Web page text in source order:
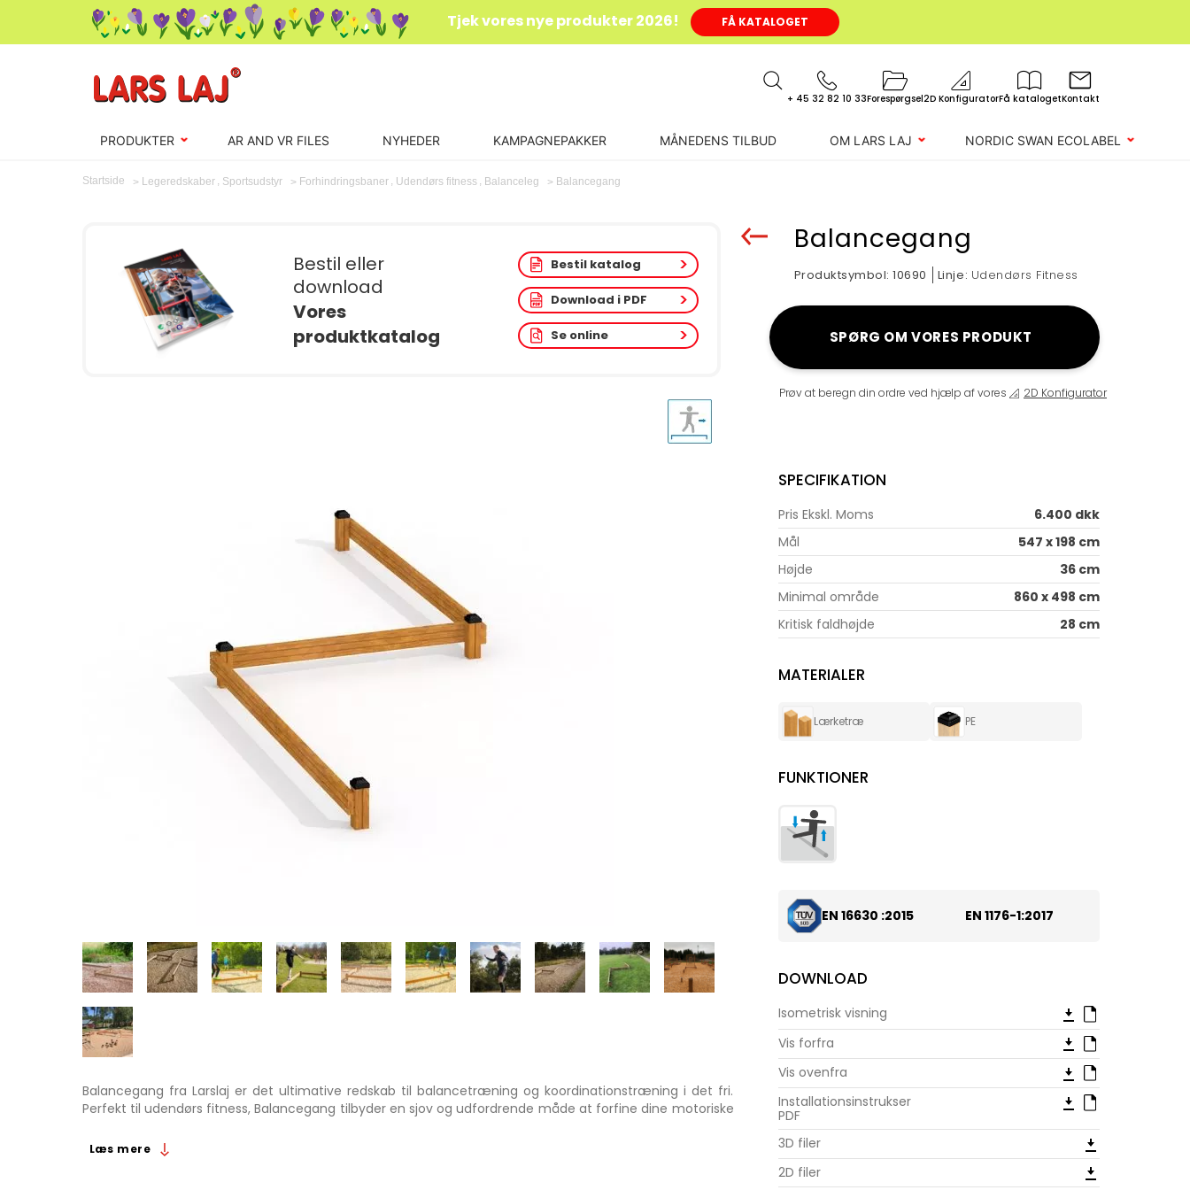
Tjek vores nye produkter 2026! FÅ KATALOGET
+ 45 32 82 10 33Forespørgsel2D KonfiguratorFå katalogetKontakt
PRODUKTER AR AND VR FILES NYHEDER KAMPAGNEPAKKER MÅNEDENS TILBUD OM LARS LAJ NORDIC SWAN ECOLABEL
Startside Legeredskaber , Sportsudstyr Forhindringsbaner , Udendørs fitness , Balanceleg Balancegang
Bestil eller
download
Vores
produktkatalog
Bestil katalog
Download i PDF
Se online
Balancegang fra Larslaj er det ultimative redskab til balancetræning og koordinationstræning i det fri.
Perfekt til udendørs fitness, Balancegang tilbyder en sjov og udfordrende måde at forfine dine motoriske
Balancegang er en del af vores Udendørs Fitness linje og er specielt designet til leg og træning udendørs.
Læs mere
Balancegang
Produktsymbol:10690 Linje: Udendørs Fitness
SPØRG OM VORES PRODUKT
Prøv at beregn din ordre ved hjælp af vores 2D Konfigurator
SPECIFIKATION
Pris Ekskl. Moms
6.400 dkk
Mål
547 x 198 cm
Højde
36 cm
Minimal område
860 x 498 cm
Kritisk faldhøjde
28 cm
MATERIALER
Lærketræ PE
FUNKTIONER
EN 16630 :2015 EN 1176-1:2017
DOWNLOAD
Isometrisk visning
Vis forfra
Vis ovenfra
Installationsinstrukser
PDF
3D filer
2D filer